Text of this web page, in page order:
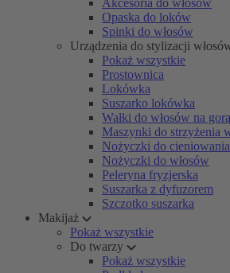
Akcesoria do włosów
Opaska do loków
Spinki do włosów
Urządzenia do stylizacji
Pokaż wszystkie
Prostownica
Lokówka
Suszarko lokówka
Wałki do włosów na
Maszynki do strzyżenia
Nożyczki do
Nożyczki do włosów
Peleryna fryzjerska
Suszarka z dyfuzorem
Szczotko suszarka
Makijaż
Pokaż wszystkie
Do twarzy
Pokaż wszystkie